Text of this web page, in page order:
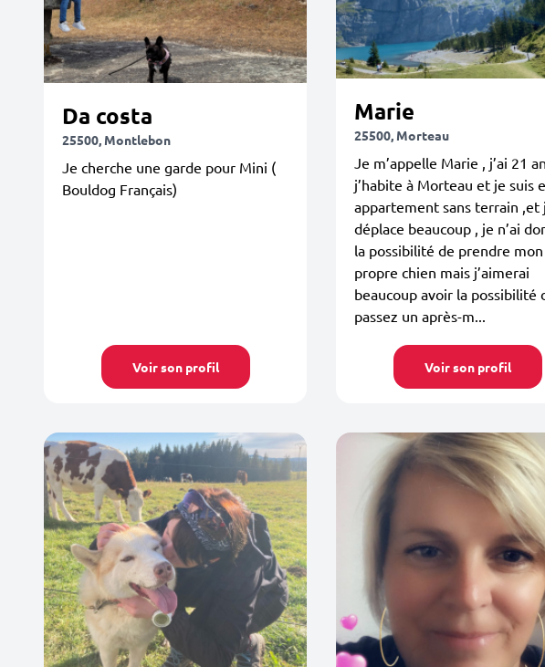
Da costa
25500, Montlebon
Je cherche une garde pour Mini (
Bouldog Français)
Voir son profil
Marie
25500, Morteau
Je m’appelle Marie , j’ai 21
j’habite à Morteau et je suis
appartement sans terrain ,et
déplace beaucoup , je n’ai
la possibilité de prendre mon
propre chien mais j’aimerai
beaucoup avoir la possibilité
passez un après-m...
Voir son profil